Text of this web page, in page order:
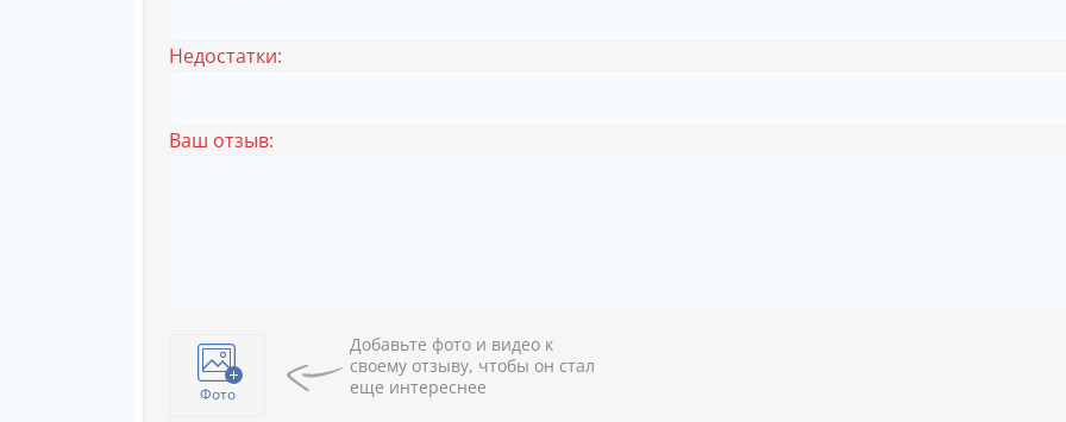
Недостатки:
Ваш отзыв:
Фото
Добавьте фото и видео к
своему отзыву, чтобы он стал
еще интереснее